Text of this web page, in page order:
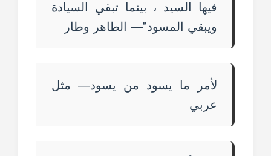
فيها السيد ، بينما تبقي السيادة
ويبقي المسود”— الطاهر وطار
لأمر ما يسود من يسود— مثل
عربي